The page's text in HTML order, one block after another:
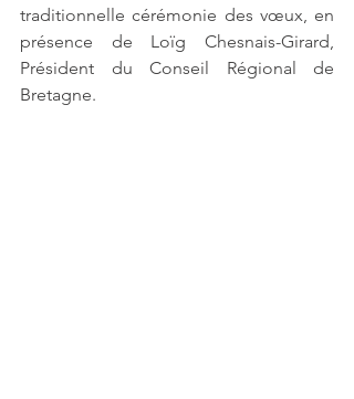
traditionnelle cérémonie des vœux, en
présence de Loïg Chesnais-Girard,
Président du Conseil Régional de
Bretagne.